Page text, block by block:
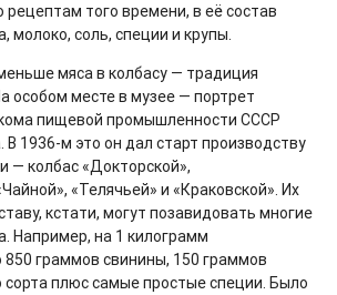
рецептам того времени, в её состав
молоко, соль, специи и крупы.
мяса в колбасу — традиция
особом месте в музее — портрет
пищевой промышленности СССР
В 1936-м это он дал старт производству
— колбас «Докторской»,
«Телячьей» и «Краковской». Их
кстати, могут позавидовать многие
Например, на 1 килограмм
граммов свинины, 150 граммов
плюс самые простые специи. Было